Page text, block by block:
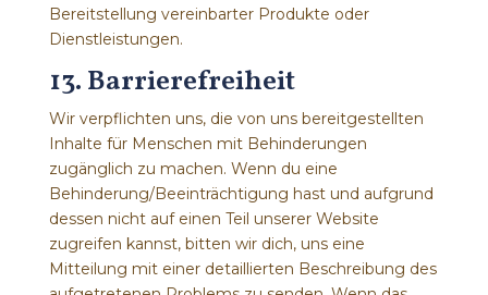
Bereitstellung vereinbarter Produkte oder
Dienstleistungen.
13. Barrierefreiheit
Wir verpflichten uns, die von uns bereitgestellten
Inhalte für Menschen mit Behinderungen
zugänglich zu machen. Wenn du eine
Behinderung/Beeinträchtigung hast und aufgrund
dessen nicht auf einen Teil unserer Website
zugreifen kannst, bitten wir dich, uns eine
Mitteilung mit einer detaillierten Beschreibung des